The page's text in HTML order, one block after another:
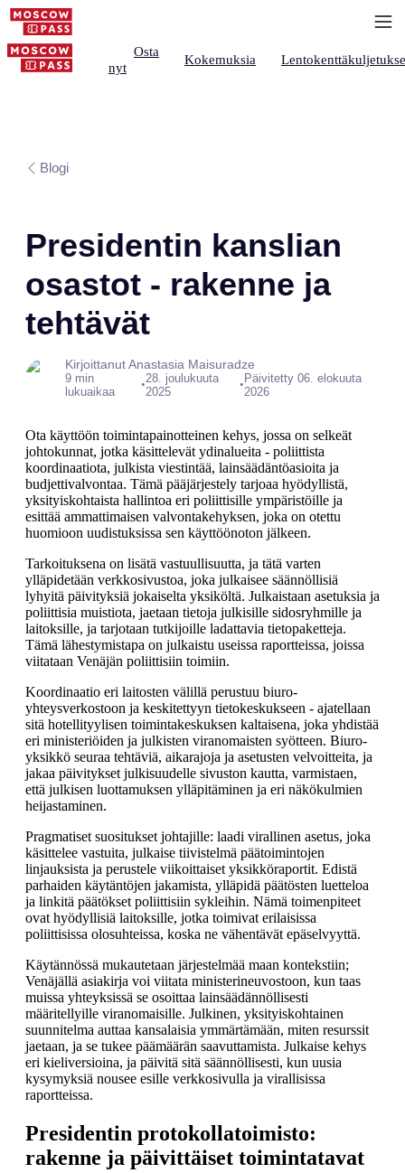
Osta
nyt
Kokemuksia
Blogi
Presidentin kanslian
osastot - rakenne ja
tehtävät
Kirjoittanut Anastasia Maisuradze
9 min
lukuaikaa
•28. joulukuuta
2025
• Päivitetty 06. elokuuta
2026
Ota käyttöön toimintapainotteinen kehys, jossa on selkeät
johtokunnat, jotka käsittelevät ydinalueita - poliittista
koordinaatiota, julkista viestintää, lainsäädäntöasioita ja
budjettivalvontaa. Tämä pääjärjestely tarjoaa hyödyllistä,
yksityiskohtaista hallintoa eri poliittisille ympäristöille ja
esittää ammattimaisen valvontakehyksen, joka on otettu
huomioon uudistuksissa sen käyttöönoton jälkeen.
Tarkoituksena on lisätä vastuullisuutta, ja tätä varten
ylläpidetään verkkosivustoa, joka julkaisee säännöllisiä
lyhyitä päivityksiä jokaiselta yksiköltä. Julkaistaan asetuksia ja
poliittisia muistiota, jaetaan tietoja julkisille sidosryhmille ja
laitoksille, ja tarjotaan tutkijoille ladattavia tietopaketteja.
Tämä lähestymistapa on julkaistu useissa raportteissa, joissa
viitataan Venäjän poliittisiin toimiin.
Koordinaatio eri laitosten välillä perustuu biuro-
yhteysverkostoon ja keskitettyyn tietokeskukseen - ajatellaan
sitä hotellityylisen toimintakeskuksen kaltaisena, joka yhdistää
eri ministeriöiden ja julkisten viranomaisten syötteen. Biuro-
yksikkö seuraa tehtäviä, aikarajoja ja asetusten velvoitteita, ja
jakaa päivitykset julkisuudelle sivuston kautta, varmistaen,
että julkisen luottamuksen ylläpitäminen ja eri näkökulmien
heijastaminen.
Pragmatiset suositukset johtajille: laadi virallinen asetus, joka
käsittelee vastuita, julkaise tiivistelmä päätoimintojen
linjauksista ja perustele viikoittaiset yksikköraportit. Edistä
parhaiden käytäntöjen jakamista, ylläpidä päätösten luetteloa
ja linkitä päätökset poliittisiin sykleihin. Nämä toimenpiteet
ovat hyödyllisiä laitoksille, jotka toimivat erilaisissa
poliittisissa olosuhteissa, koska ne vähentävät epäselvyyttä.
Käytännössä mukautetaan järjestelmää maan kontekstiin;
Venäjällä asiakirja voi viitata ministerineuvostoon, kun taas
muissa yhteyksissä se osoittaa lainsäädännöllisesti
määritellyille viranomaisille. Julkinen, yksityiskohtainen
suunnitelma auttaa kansalaisia ymmärtämään, miten resurssit
jaetaan, ja se tukee päämäärän saavuttamista. Julkaise kehys
eri kieliversioina, ja päivitä sitä säännöllisesti, kun uusia
kysymyksiä nousee esille verkkosivulla ja virallisissa
raportteissa.
Presidentin protokollatoimisto:
rakenne ja päivittäiset toimintatavat